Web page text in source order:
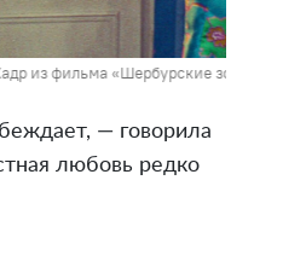
из фильма «Шербурские зонтики».
— говорила
любовь редко